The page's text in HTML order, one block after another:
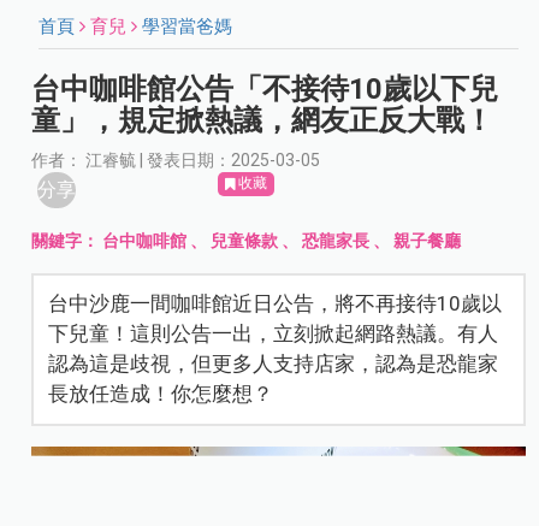
首頁 育兒 學習當爸媽
台中咖啡館公告「不接待10歲以下兒
童」，規定掀熱議，網友正反大戰！
作者： 江睿毓 | 發表日期：2025-03-05
分享 收藏
關鍵字： 台中咖啡館 、 兒童條款 、恐龍家長 、親子餐廳
台中沙鹿一間咖啡館近日公告，將不再接待10歲以
下兒童！這則公告一出，立刻掀起網路熱議。有人
認為這是歧視，但更多人支持店家，認為是恐龍家
長放任造成！你怎麼想？